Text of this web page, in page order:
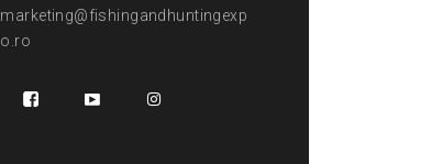
marketing@fishingandhuntingexp
o.ro